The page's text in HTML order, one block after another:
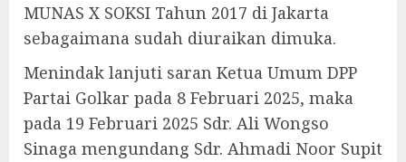
MUNAS X SOKSI Tahun 2017 di Jakarta
sebagaimana sudah diuraikan dimuka.
Menindak lanjuti saran Ketua Umum DPP
Partai Golkar pada 8 Februari 2025, maka
pada 19 Februari 2025 Sdr. Ali Wongso
Sinaga mengundang Sdr. Ahmadi Noor Supit